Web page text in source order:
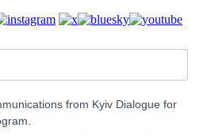
from Kyiv Dialogue for